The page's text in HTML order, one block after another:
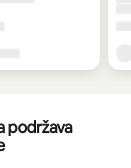
podržava